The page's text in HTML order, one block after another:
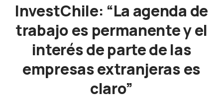
InvestChile: “La agenda de
trabajo es permanente y el
interés de parte de las
empresas extranjeras es
claro”